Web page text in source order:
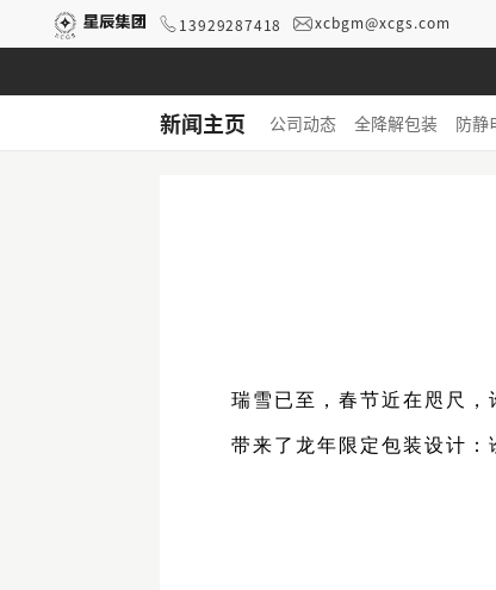
13929287418 xcbgm@xcgs.com
新闻主页 公司动态 全降解包装 防静
瑞雪已至，春节近在咫尺
带来了龙年限定包装设计：